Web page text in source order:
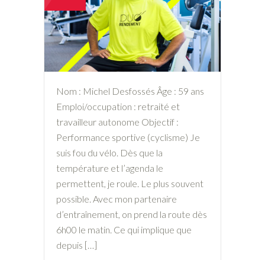
Nom : Michel Desfossés Âge : 59 ans
Emploi/occupation : retraité et
travailleur autonome Objectif :
Performance sportive (cyclisme) Je
suis fou du vélo. Dès que la
température et l’agenda le
permettent, je roule. Le plus souvent
possible. Avec mon partenaire
d’entraînement, on prend la route dès
6h00 le matin. Ce qui implique que
depuis […]